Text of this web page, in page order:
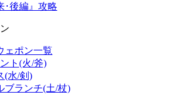
･後編』攻略
ェポン一覧
ト(火/斧)
(水/剣)
ブランチ(土/杖)